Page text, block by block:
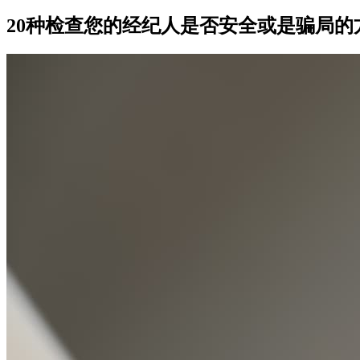
20种检查您的经纪人是否安全或是骗局的